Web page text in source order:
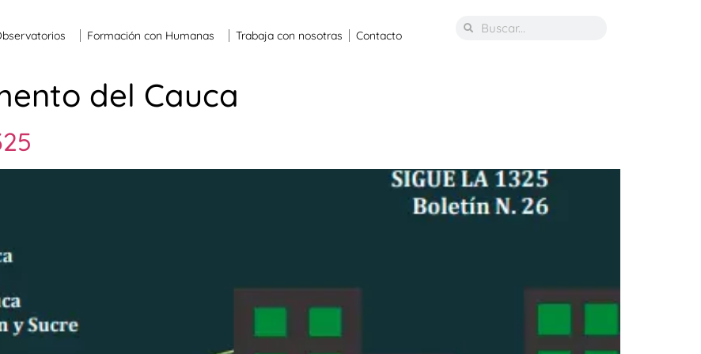
Formación con Humanas Trabaja con nosotras Contacto
del Cauca